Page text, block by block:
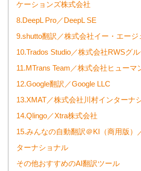
ケーションズ株式会社
8.DeepL Pro／DeepL SE
9.shutto翻訳／株式会社イー・エージ
10.Trados Studio／株式会社RWSグ
11.MTrans Team／株式会社ヒューマ
12.Google翻訳／Google LLC
13.XMAT／株式会社川村インターナ
14.Qlingo／Xtra株式会社
15.みんなの自動翻訳＠KI（商用版）
ターナショナル
その他おすすめのAI翻訳ツール